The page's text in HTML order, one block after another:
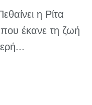
η Ρίτα
που έκανε τη ζωή